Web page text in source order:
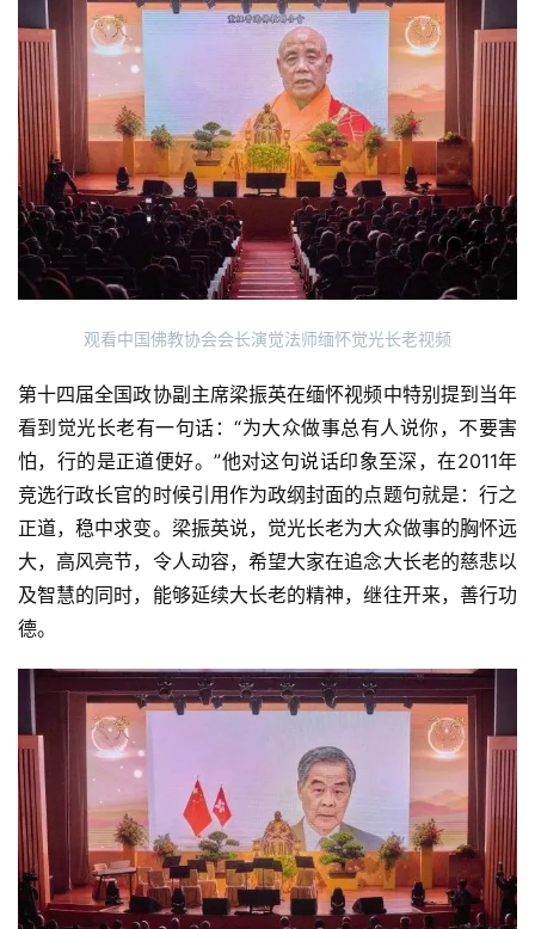
观看中国佛教协会会长演觉法师缅怀觉光长老视频
第十四届全国政协副主席梁振英在缅怀视频中特别提到当年
看到觉光长老有一句话：“为大众做事总有人说你，不要害
怕，行的是正道便好。”他对这句说话印象至深，在2011年
竞选行政长官的时候引用作为政纲封面的点题句就是：行之
正道，稳中求变。梁振英说，觉光长老为大众做事的胸怀远
大，高风亮节，令人动容，希望大家在追念大长老的慈悲以
及智慧的同时，能够延续大长老的精神，继往开来，善行功
德。